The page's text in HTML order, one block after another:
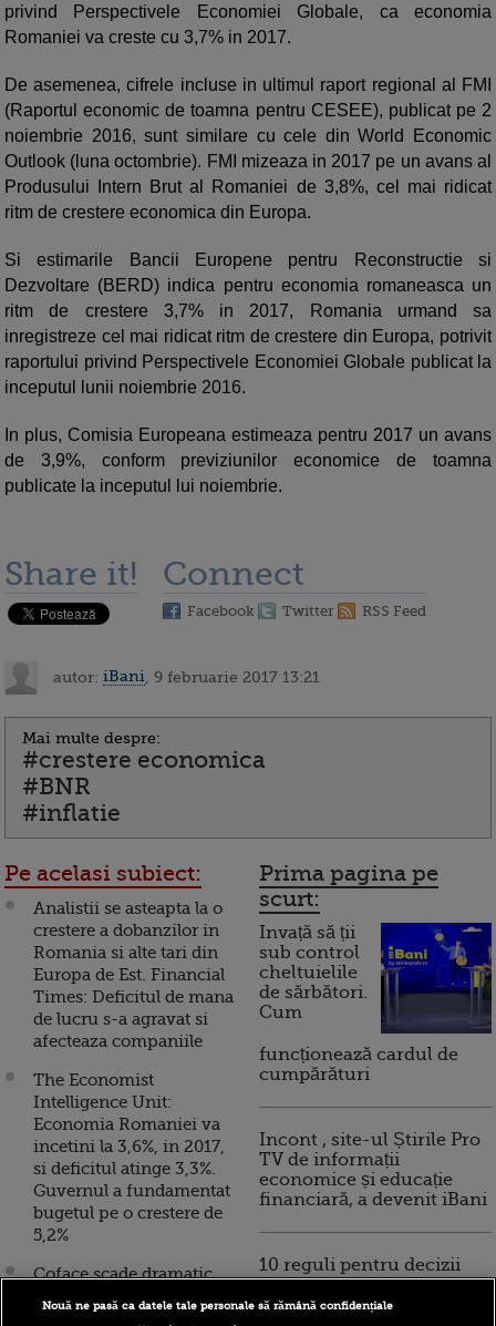
privind Perspectivele Economiei Globale, ca economia
Romaniei va creste cu 3,7% in 2017.
De asemenea, cifrele incluse in ultimul raport regional al FMI
(Raportul economic de toamna pentru CESEE), publicat pe 2
noiembrie 2016, sunt similare cu cele din World Economic
Outlook (luna octombrie). FMI mizeaza in 2017 pe un avans al
Produsului Intern Brut al Romaniei de 3,8%, cel mai ridicat
ritm de crestere economica din Europa.
Si estimarile Bancii Europene pentru Reconstructie si
Dezvoltare (BERD) indica pentru economia romaneasca un
ritm de crestere 3,7% in 2017, Romania urmand sa
inregistreze cel mai ridicat ritm de crestere din Europa, potrivit
raportului privind Perspectivele Economiei Globale publicat la
inceputul lunii noiembrie 2016.
In plus, Comisia Europeana estimeaza pentru 2017 un avans
de 3,9%, conform previziunilor economice de toamna
publicate la inceputul lui noiembrie.
Share it! Connect
Facebook Twitter RSS Feed
autor: iBani , 9 februarie 2017 13:21
Mai multe despre:
#crestere economica
#BNR
#inflatie
Pe acelasi subiect:
Analistii se asteapta la o
crestere a dobanzilor in
Romania si alte tari din
Europa de Est. Financial
Times: Deficitul de mana
de lucru s-a agravat si
afecteaza companiile
The Economist
Intelligence Unit:
Economia Romaniei va
incetini la 3,6%, in 2017,
si deficitul atinge 3,3%.
Guvernul a fundamentat
bugetul pe o crestere de
5,2%
Coface scade dramatic
economica pentru 2017:
Prima pagina pe
scurt:
Invață să ții
sub control
cheltuielile
de sărbători.
Cum
funcționează cardul de
cumpărături
Incont , site-ul Știrile Pro
TV de informații
economice și educație
financiară, a devenit iBani
10 reguli pentru decizii
financiare inteligente
Nouă ne pasă ca datele tale personale să rămână confidențiale